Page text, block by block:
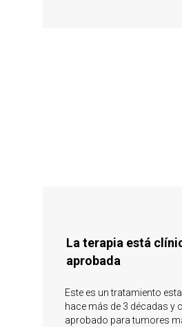
Este es un tratamiento
hace más de 3 décadas y
aprobado para tumores
La terapia está
aprobada